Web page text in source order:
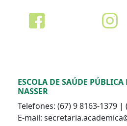
ESCOLA DE SAÚDE PÚBLICA
NASSER
Telefones: (67) 9 8163-1379 |
E-mail: